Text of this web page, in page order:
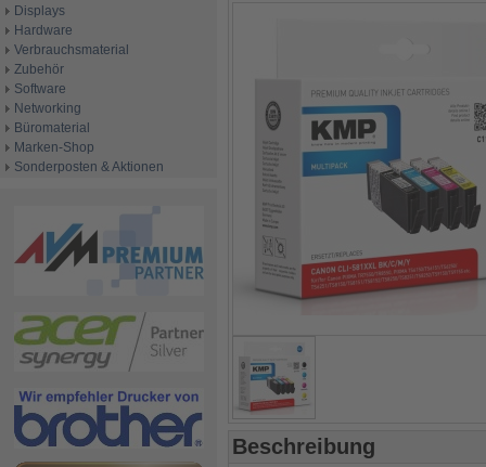
Displays
Hardware
Verbrauchsmaterial
Zubehör
Software
Networking
Büromaterial
Marken-Shop
Sonderposten & Aktionen
Beschreibung